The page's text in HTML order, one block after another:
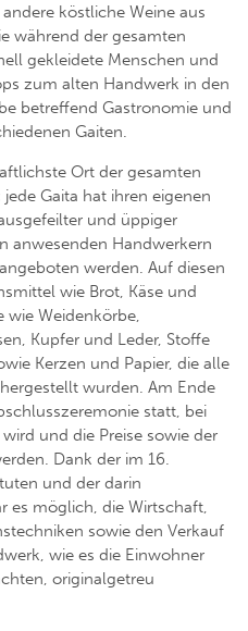
köstliche Weine aus
während der gesamten
gekleidete Menschen und
zum alten Handwerk in den
betreffend Gastronomie und
Gaiten.
Ort der gesamten
Gaita hat ihren eigenen
und üppiger
anwesenden Handwerkern
werden. Auf diesen
wie Brot, Käse und
wie Weidenkörbe,
Kupfer und Leder, Stoffe
Kerzen und Papier, die alle
wurden. Am Ende
statt, bei
und die Preise sowie der
Dank der im 16.
und der darin
es möglich, die Wirtschaft,
sowie den Verkauf
wie es die Einwohner
originalgetreu